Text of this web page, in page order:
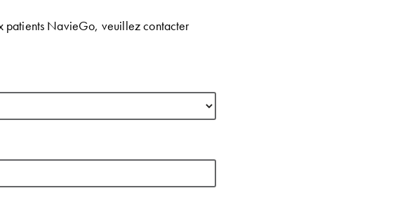
patients NavieGo, veuillez contacter